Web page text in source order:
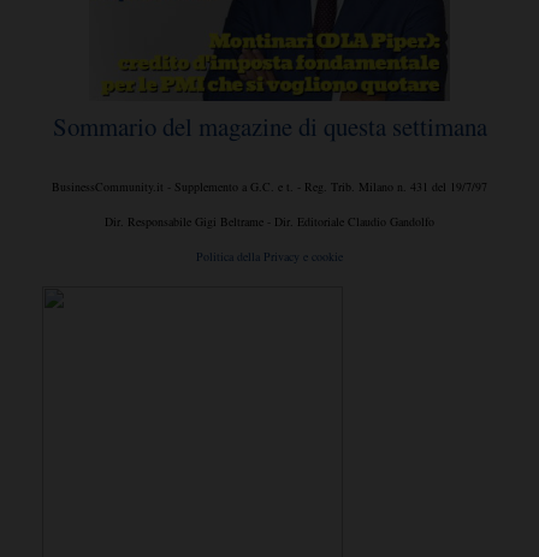
Sommario del magazine di questa settimana
BusinessCommunity.it - Supplemento a G.C. e t. - Reg. Trib. Milano n. 431 del 19/7/97
Dir. Responsabile Gigi Beltrame - Dir. Editoriale Claudio Gandolfo
Politica della Privacy e cookie